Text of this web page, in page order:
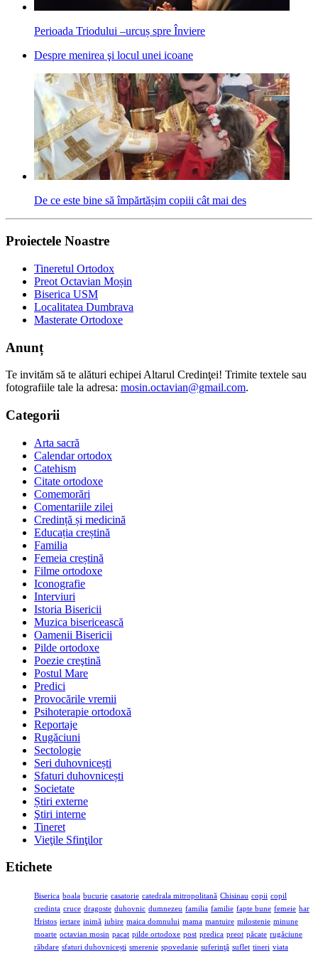
Perioada Triodului –urcuș spre Înviere
Despre menirea şi locul unei icoane
De ce este bine să împărtășim copiii cât mai des
Proiectele Noastre
Tineretul Ortodox
Preot Octavian Moșin
Biserica USM
Localitatea Dumbrava
Masterate Ortodoxe
Anunț
Te invităm să te alături echipei Altarul Credinţei! Trimite textele sau
fotografiile tale la adresa: mosin.octavian@gmail.com.
Categorii
Arta sacră
Calendar ortodox
Catehism
Citate ortodoxe
Comemorări
Comentariile zilei
Credință și medicină
Educația creștină
Familia
Femeia creștină
Filme ortodoxe
Iconografie
Interviuri
Istoria Bisericii
Muzica bisericească
Oamenii Bisericii
Pilde ortodoxe
Poezie creştină
Postul Mare
Predici
Provocările vremii
Psihoterapie ortodoxă
Reportaje
Rugăciuni
Sectologie
Seri duhovnicești
Sfaturi duhovnicești
Societate
Știri externe
Ştiri interne
Tineret
Vieţile Sfinţilor
Etichete
Biserica boala bucurie casatorie catedrala mitropolitană Chisinau copii copil
credinta cruce dragoste duhovnic dumnezeu familia familie fapte bune femeie har
Hristos iertare inimă iubire maica domnului mama mantuire milostenie minune
moarte octavian mosin pacat pilde ortodoxe post predica preot păcate rugăciune
răbdare sfaturi duhovnicești smerenie spovedanie suferinţă suflet tineri viata